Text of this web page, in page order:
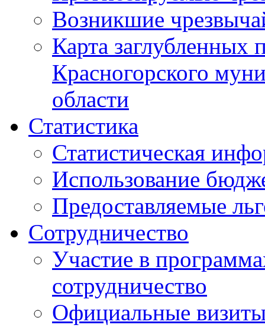
Возникшие
Карта
Красногорского
области
Статистика
Статистическая
Использование
Предоставляемые
Сотрудничество
Участие в
сотрудничество
Официальные